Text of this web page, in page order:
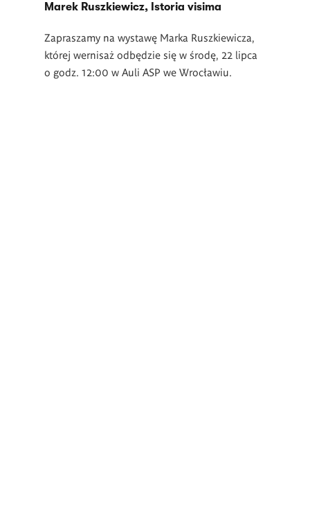
Marek Ruszkiewicz, Istoria visima
Zapraszamy na wystawę Marka Ruszkiewicza,
której wernisaż odbędzie się w środę, 22 lipca
o godz. 12:00 w Auli ASP we Wrocławiu.